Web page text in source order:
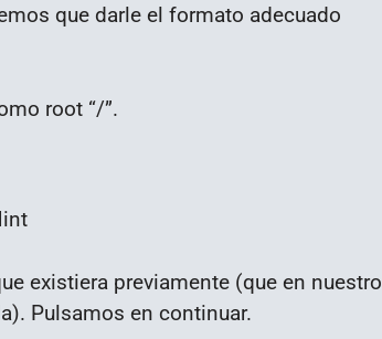
que darle el formato adecuado
root “/”.
existiera previamente (que en nuestro
Pulsamos en continuar.